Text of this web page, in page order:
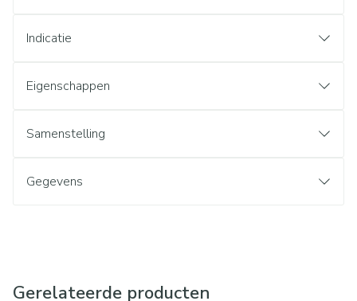
Indicatie
Eigenschappen
Samenstelling
Gegevens
Gerelateerde producten